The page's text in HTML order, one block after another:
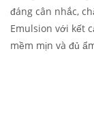
đáng cân nhắc,
Emulsion với kết
mềm mịn và đủ